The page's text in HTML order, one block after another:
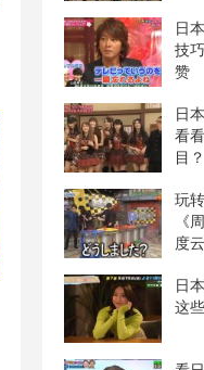
日
技
赞
日
看
目？
玩
《
度
日
这